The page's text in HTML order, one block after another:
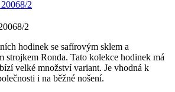
2
hodinek se safírovým sklem a
strojkem Ronda. Tato kolekce hodinek má
velké množství variant. Je vhodná k
i na běžné nošení.